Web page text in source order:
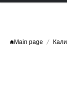
Main page